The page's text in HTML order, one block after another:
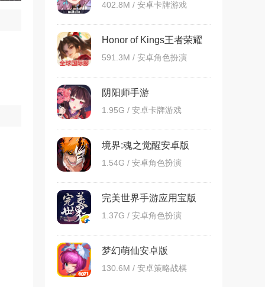
402.8M / 安卓卡牌游戏
Honor of Kings王者荣耀
591.3M / 安卓角色扮演
阴阳师手游
1.95G / 安卓卡牌游戏
境界:魂之觉醒安卓版
1.54G / 安卓角色扮演
完美世界手游应用宝版
1.37G / 安卓角色扮演
梦幻萌仙安卓版
130.6M / 安卓策略战棋